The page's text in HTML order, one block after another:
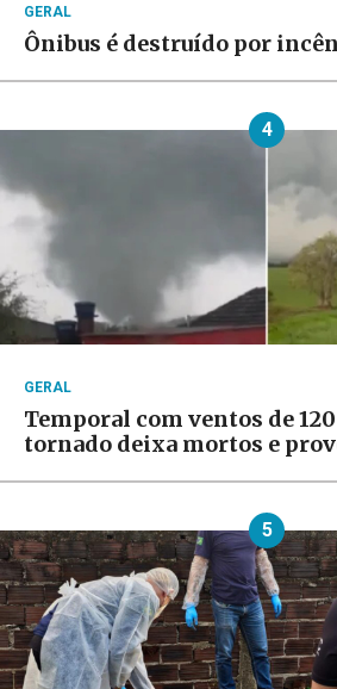
GERAL
Ônibus é destruído por
4
GERAL
Temporal com ventos de
tornado deixa mortos e
5